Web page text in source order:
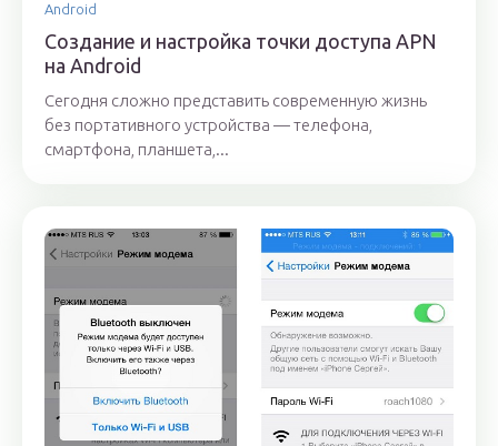
Android
Создание и настройка точки доступа APN
на Android
Сегодня сложно представить современную жизнь
без портативного устройства — телефона,
смартфона, планшета,...